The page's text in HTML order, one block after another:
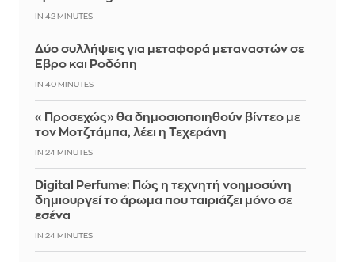
IN 42 MINUTES
Δύο συλλήψεις για μεταφορά μεταναστών σε
Έβρο και Ροδόπη
IN 40 MINUTES
«Προσεχώς» θα δημοσιοποιηθούν βίντεο με
τον Μοτζτάμπα, λέει η Τεχεράνη
IN 24 MINUTES
Digital Perfume: Πώς η τεχνητή νοημοσύνη
δημιουργεί το άρωμα που ταιριάζει μόνο σε
εσένα
IN 24 MINUTES